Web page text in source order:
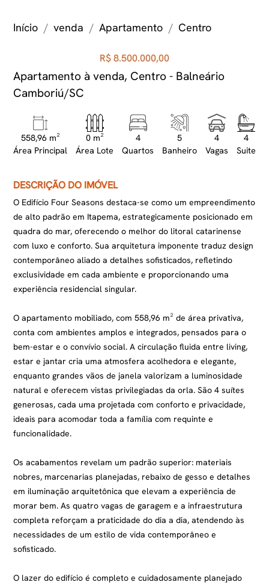
Início venda Apartamento Centro
R$ 8.500.000,00
Apartamento à venda, Centro - Balneário
Camboriú/SC
558,96 m²
Área Principal
0 m²
Área Lote
4
Quartos
5
Banheiro
4
Vagas
4
Suite
DESCRIÇÃO DO IMÓVEL
O Edifício Four Seasons destaca-se como um empreendimento
de alto padrão em Itapema, estrategicamente posicionado em
quadra do mar, oferecendo o melhor do litoral catarinense
com luxo e conforto. Sua arquitetura imponente traduz design
contemporâneo aliado a detalhes sofisticados, refletindo
exclusividade em cada ambiente e proporcionando uma
experiência residencial singular.
O apartamento mobiliado, com 558,96 m² de área privativa,
conta com ambientes amplos e integrados, pensados para o
bem-estar e o convívio social. A circulação fluida entre living,
estar e jantar cria uma atmosfera acolhedora e elegante,
enquanto grandes vãos de janela valorizam a luminosidade
natural e oferecem vistas privilegiadas da orla. São 4 suítes
generosas, cada uma projetada com conforto e privacidade,
ideais para acomodar toda a família com requinte e
funcionalidade.
Os acabamentos revelam um padrão superior: materiais
nobres, marcenarias planejadas, rebaixo de gesso e detalhes
em iluminação arquitetônica que elevam a experiência de
morar bem. As quatro vagas de garagem e a infraestrutura
completa reforçam a praticidade do dia a dia, atendendo às
necessidades de um estilo de vida contemporâneo e
sofisticado.
O lazer do edifício é completo e cuidadosamente planejado